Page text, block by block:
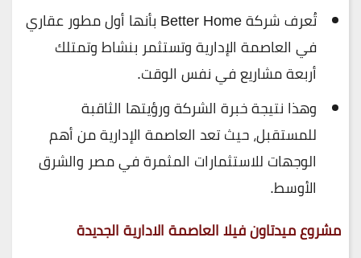
تُعرف شركة Better Home بأنها أول مطور عقاري
في العاصمة الإدارية وتستثمر بنشاط وتمتلك
أربعة مشاريع في نفس الوقت.
وهذا نتيجة خبرة الشركة ورؤيتها الثاقبة
للمستقبل، حيث تعد العاصمة الإدارية من أهم
الوجهات للاستثمارات المثمرة في مصر والشرق
الأوسط.
مشروع ميدتاون فيلا العاصمة الادارية الجديدة